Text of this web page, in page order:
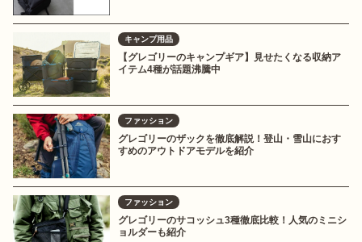
キャンプ用品
【グレゴリーのキャンプギア】見せたくなる収納ア
イテム4種が話題沸騰中
ファッション
グレゴリーのザックを徹底解説！登山・雪山におす
すめのアウトドアモデルを紹介
ファッション
グレゴリーのサコッシュ3種徹底比較！人気のミニシ
ョルダーも紹介